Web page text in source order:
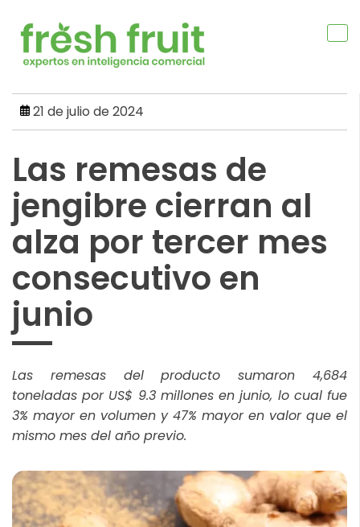
content
21 de julio de 2024
Las remesas de
jengibre cierran al
alza por tercer mes
consecutivo en
junio
Las remesas del producto sumaron 4,684
toneladas por US$ 9.3 millones en junio, lo cual fue
3% mayor en volumen y 47% mayor en valor que el
mismo mes del año previo.